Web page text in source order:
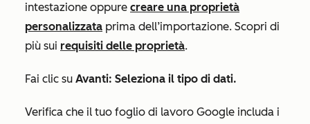
intestazione oppure creare una proprietà
personalizzata prima dell’importazione. Scopri di
più sui requisiti delle proprietà.
Fai clic su Avanti: Seleziona il tipo di dati.
Verifica che il tuo foglio di lavoro Google includa i